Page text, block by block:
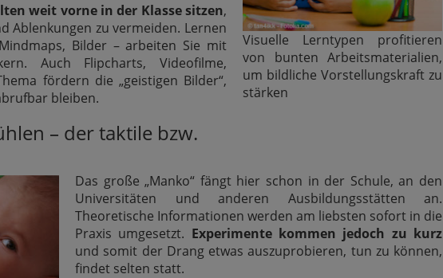
Visuelle Lerntypen profitieren
von bunten Arbeitsmaterialien,
um bildliche Vorstellungskraft zu
stärken
weit vorne in der Klasse sitzen,
Ablenkungen zu vermeiden. Lernen
Bilder – arbeiten Sie mit
Auch Flipcharts, Videofilme,
fördern die „geistigen Bilder“,
bleiben.
– der taktile bzw.
Das große „Manko“ fängt hier schon in der Schule, an den
Universitäten und anderen Ausbildungsstätten an.
Theoretische Informationen werden am liebsten sofort in die
Praxis umgesetzt. Experimente kommen jedoch zu kurz
und somit der Drang etwas auszuprobieren, tun zu können,
findet selten statt.